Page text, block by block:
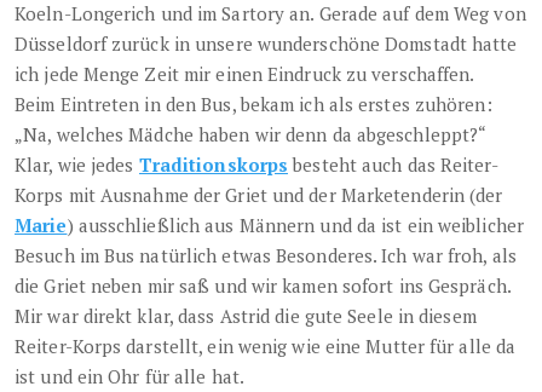
Koeln-Longerich und im Sartory an. Gerade auf dem Weg von
Düsseldorf zurück in unsere wunderschöne Domstadt hatte
ich jede Menge Zeit mir einen Eindruck zu verschaffen.
Beim Eintreten in den Bus, bekam ich als erstes zuhören:
„Na, welches Mädche haben wir denn da abgeschleppt?“
Klar, wie jedes Traditionskorps besteht auch das Reiter-
Korps mit Ausnahme der Griet und der Marketenderin (der
Marie) ausschließlich aus Männern und da ist ein weiblicher
Besuch im Bus natürlich etwas Besonderes. Ich war froh, als
die Griet neben mir saß und wir kamen sofort ins Gespräch.
Mir war direkt klar, dass Astrid die gute Seele in diesem
Reiter-Korps darstellt, ein wenig wie eine Mutter für alle da
ist und ein Ohr für alle hat.